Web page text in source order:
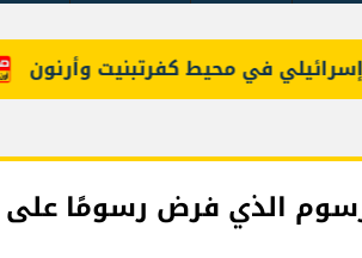
في محيط كفرتبنيت وأرنون
الذي فرض رسومًا